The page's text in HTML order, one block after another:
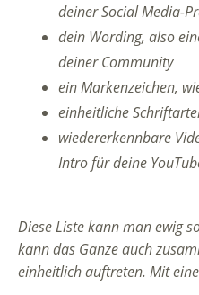
deiner Social Media-
dein Wording, also
deiner Community
ein Markenzeichen,
einheitliche
wiedererkennbare
Intro für deine
Diese Liste kann man ewig
kann das Ganze auch
einheitlich auftreten. Mit